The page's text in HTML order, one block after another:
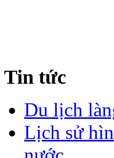
Tin tức
Du lịch
Lịch sử